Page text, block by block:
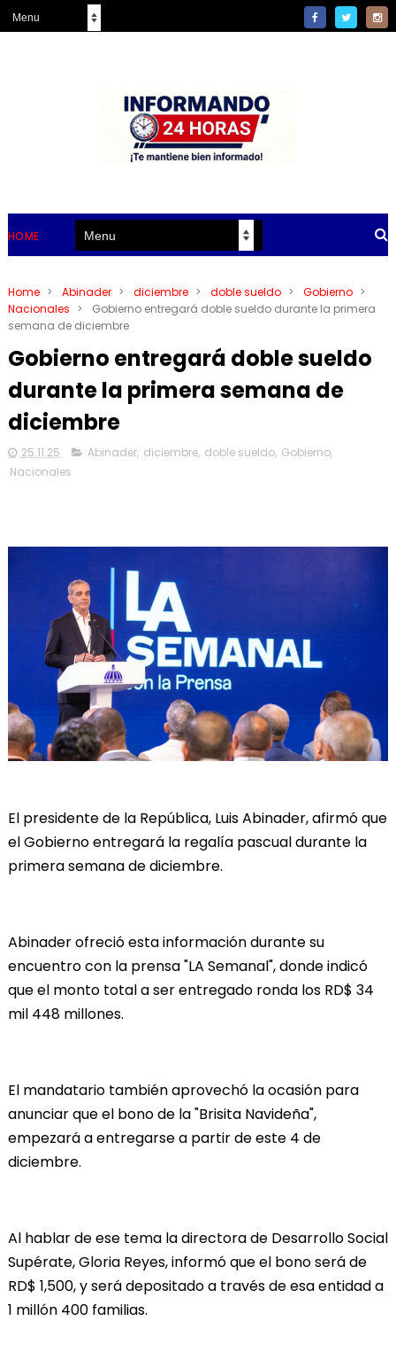
HOME
Home > Abinader > diciembre > doble sueldo > Gobierno >
Nacionales >
Gobierno entregará doble sueldo durante la primera
semana de diciembre
Gobierno entregará doble sueldo
durante la primera semana de
diciembre
25.11.25 Abinader, diciembre, doble sueldo, Gobierno,
Nacionales
El presidente de la República, Luis Abinader, afirmó que
el Gobierno entregará la regalía pascual durante la
primera semana de diciembre.
Abinader ofreció esta información durante su
encuentro con la prensa "LA Semanal", donde indicó
que el monto total a ser entregado ronda los RD$ 34
mil 448 millones.
El mandatario también aprovechó la ocasión para
anunciar que el bono de la "Brisita Navideña",
empezará a entregarse a partir de este 4 de
diciembre.
Al hablar de ese tema la directora de Desarrollo Social
Supérate, Gloria Reyes, informó que el bono será de
RD$ 1,500, y será depositado a través de esa entidad a
1 millón 400 familias.